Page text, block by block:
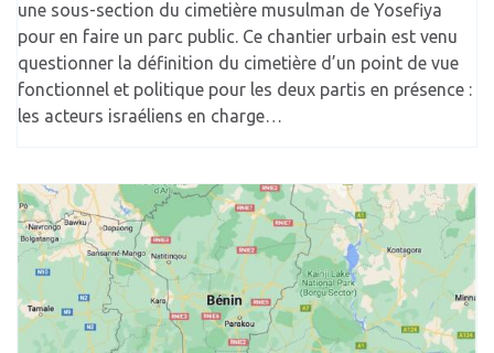
une sous-section du cimetière musulman de Yosefiya
pour en faire un parc public. Ce chantier urbain est venu
questionner la définition du cimetière d’un point de vue
fonctionnel et politique pour les deux partis en présence :
les acteurs israéliens en charge…